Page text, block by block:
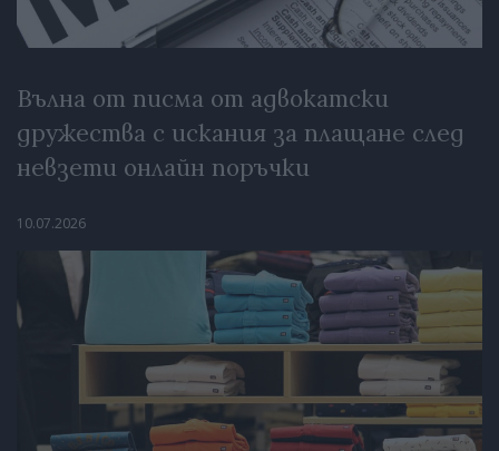
Вълна от писма от адвокатски
дружества с искания за плащане след
невзети онлайн поръчки
10.07.2026